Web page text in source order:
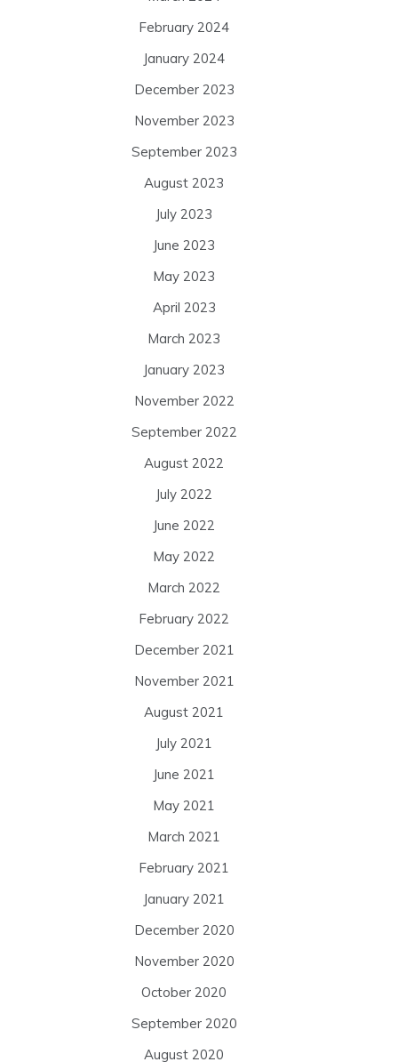
February 2024
January 2024
December 2023
November 2023
September 2023
August 2023
July 2023
June 2023
May 2023
April 2023
March 2023
January 2023
November 2022
September 2022
August 2022
July 2022
June 2022
May 2022
March 2022
February 2022
December 2021
November 2021
August 2021
July 2021
June 2021
May 2021
March 2021
February 2021
January 2021
December 2020
November 2020
October 2020
September 2020
August 2020